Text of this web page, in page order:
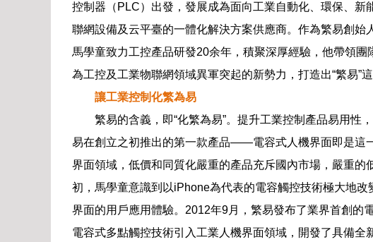
控制器（PLC）出發，發展成為面向工業自動化、環保、新
聯網設備及云平臺的一體化解決方案供應商。作為繁易創始
馬學童致力工控產品研發20余年，積聚深厚經驗，他帶領
為工控及工業物聯網領域異軍突起的新勢力，打造出“繁易”
讓工業控制化繁為易
繁易的含義，即“化繁為易”。提升工業控制產品易用性
易在創立之初推出的第一款產品——電容式人機界面即是這
界面領域，低價和同質化嚴重的產品充斥國內市場，嚴重的
初，馬學童意識到以iPhone為代表的電容觸控技術極大地
界面的用戶應用體驗。2012年9月，繁易發布了業界首創的
電容式多點觸控技術引入工業人機界面領域，開發了具備全